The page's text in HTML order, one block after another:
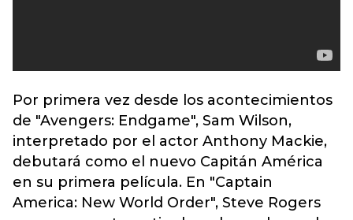
Por primera vez desde los acontecimientos
de "Avengers: Endgame", Sam Wilson,
interpretado por el actor Anthony Mackie,
debutará como el nuevo Capitán América
en su primera película. En "Captain
America: New World Order", Steve Rogers